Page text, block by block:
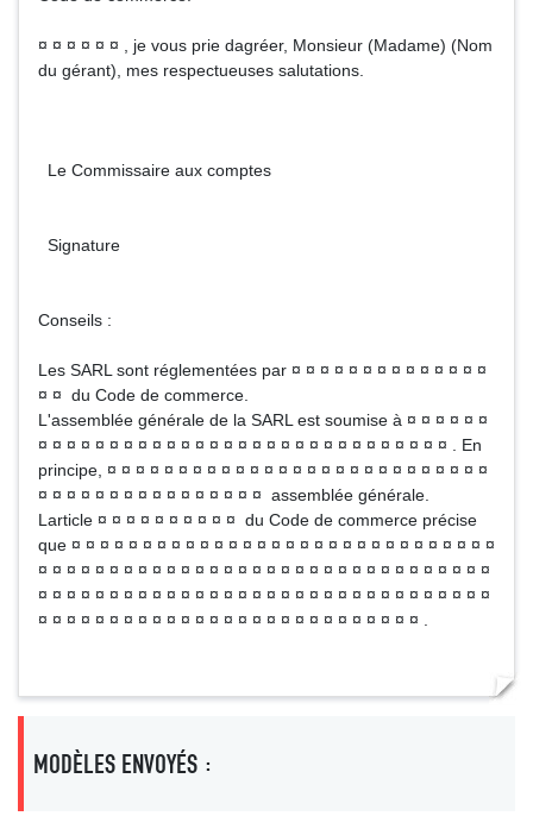
¤ ¤ ¤ ¤ ¤ ¤ , je vous prie dagréer, Monsieur (Madame) (Nom
du gérant), mes respectueuses salutations.
Le Commissaire aux comptes
Signature
Conseils :
Les SARL sont réglementées par ¤ ¤ ¤ ¤ ¤ ¤ ¤ ¤ ¤ ¤ ¤ ¤ ¤ ¤
¤ ¤ du Code de commerce.
L'assemblée générale de la SARL est soumise à ¤ ¤ ¤ ¤ ¤ ¤
¤ ¤ ¤ ¤ ¤ ¤ ¤ ¤ ¤ ¤ ¤ ¤ ¤ ¤ ¤ ¤ ¤ ¤ ¤ ¤ ¤ ¤ ¤ ¤ ¤ ¤ ¤ ¤ ¤ . En
principe, ¤ ¤ ¤ ¤ ¤ ¤ ¤ ¤ ¤ ¤ ¤ ¤ ¤ ¤ ¤ ¤ ¤ ¤ ¤ ¤ ¤ ¤ ¤ ¤ ¤ ¤ ¤
¤ ¤ ¤ ¤ ¤ ¤ ¤ ¤ ¤ ¤ ¤ ¤ ¤ ¤ ¤ ¤ assemblée générale.
Larticle ¤ ¤ ¤ ¤ ¤ ¤ ¤ ¤ ¤ ¤ du Code de commerce précise
que ¤ ¤ ¤ ¤ ¤ ¤ ¤ ¤ ¤ ¤ ¤ ¤ ¤ ¤ ¤ ¤ ¤ ¤ ¤ ¤ ¤ ¤ ¤ ¤ ¤ ¤ ¤ ¤ ¤ ¤
¤ ¤ ¤ ¤ ¤ ¤ ¤ ¤ ¤ ¤ ¤ ¤ ¤ ¤ ¤ ¤ ¤ ¤ ¤ ¤ ¤ ¤ ¤ ¤ ¤ ¤ ¤ ¤ ¤ ¤ ¤ ¤
¤ ¤ ¤ ¤ ¤ ¤ ¤ ¤ ¤ ¤ ¤ ¤ ¤ ¤ ¤ ¤ ¤ ¤ ¤ ¤ ¤ ¤ ¤ ¤ ¤ ¤ ¤ ¤ ¤ ¤ ¤ ¤
¤ ¤ ¤ ¤ ¤ ¤ ¤ ¤ ¤ ¤ ¤ ¤ ¤ ¤ ¤ ¤ ¤ ¤ ¤ ¤ ¤ ¤ ¤ ¤ ¤ ¤ ¤ .
MODÈLES ENVOYÉS :